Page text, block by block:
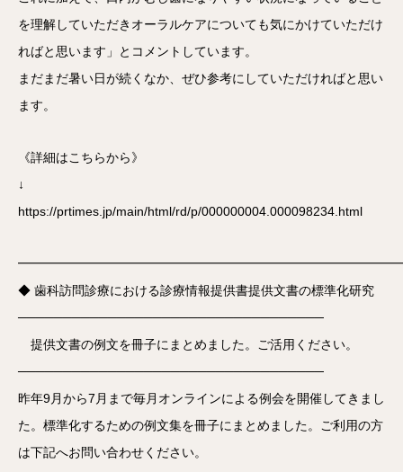
を理解していただきオーラルケアについても気にかけていただけ
ればと思います」とコメントしています。
まだまだ暑い日が続くなか、ぜひ参考にしていただければと思い
ます。
《詳細はこちらから》
↓
https://prtimes.jp/main/html/rd/p/000000004.000098234.html
◆ 歯科訪問診療における診療情報提供書提供文書の標準化研究
──────────────────────────────────
提供文書の例文を冊子にまとめました。ご活用ください。
──────────────────────────────────
昨年9月から7月まで毎月オンラインによる例会を開催してきまし
た。標準化するための例文集を冊子にまとめました。ご利用の方
は下記へお問い合わせください。